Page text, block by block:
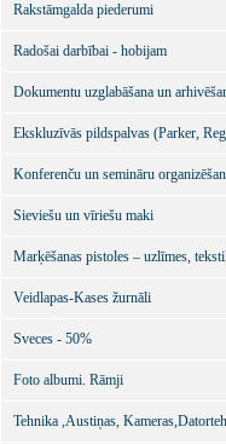
Rakstāmgalda piederumi
Radošai darbībai - hobijam
Dokumentu uzglabāšana un
Ekskluzīvās pildspalvas (Parker,
Konferenču un semināru
Sieviešu un vīriešu maki
Marķēšanas pistoles – uzlīmes,
Veidlapas-Kases žurnāli
Sveces - 50%
Foto albumi. Rāmji
Tehnika ,Austiņas,